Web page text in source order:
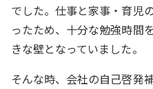
でした。仕事と家事・育児
ったため、十分な勉強時間
きな壁となっていました。
そんな時、会社の自己啓発